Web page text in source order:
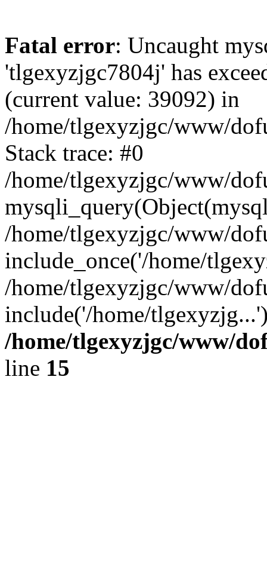
Fatal error: Uncaught
'tlgexyzjgc7804j' has
(current value: 39092) in
/home/tlgexyzjgc/www/
Stack trace: #0
/home/tlgexyzjgc/www/
/home/tlgexyzjgc/www/
include_once('/home/
/home/tlgexyzjgc/www/
include('/home/
/home/tlgexyzjgc/www/
line 15